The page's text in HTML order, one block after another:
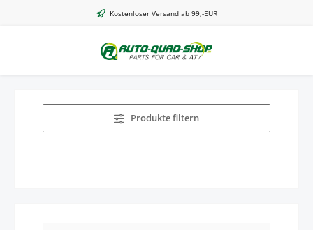
Zum Hauptinhalt springenKostenloser Versand ab 99,-EUR
Produkte filtern